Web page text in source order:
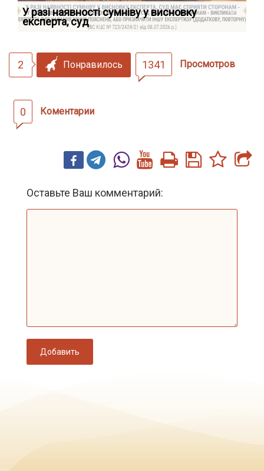
У разі наявності сумніву у висновку
експерта, суд
2 Понравилось 1341 Просмотров
0 Коментарии
Оставьте Ваш комментарий:
Добавить